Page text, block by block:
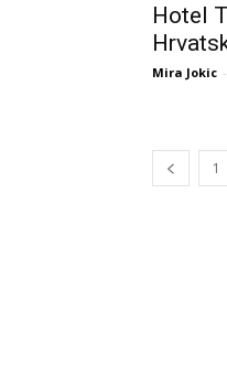
Hotel
Mira Jokic -
1